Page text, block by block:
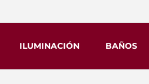
ILUMINACIÓN BAÑOS